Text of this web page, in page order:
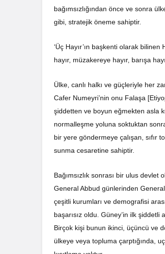
bağımsızlığından önce ve sonra
gibi, stratejik öneme sahiptir.
‘Üç Hayır’ın başkenti olarak
hayır, müzakereye hayır, barışa
Ülke, canlı halkı ve güçleriyle her
Cafer Numeyri’nin onu Falaşa
şiddetten ve boyun eğmekten asla
normalleşme yoluna soktuktan
bir yere göndermeye çalışan, sıfır
sunma cesaretine sahiptir.
Bağımsızlık sonrası bir ulus
General Abbud günlerinden
çeşitli kurumları ve demografisi
başarısız oldu. Güney’in ilk
Birçok kişi bunun ikinci, üçüncü ve
ülkeye veya topluma çarptığında,